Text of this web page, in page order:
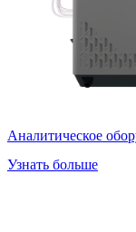
Аналитическое
Узнать больше